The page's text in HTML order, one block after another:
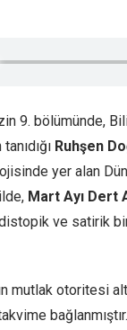
9. bölümünde,
Ruhşen
yer alan
Mart Ayı Dert
ve satirik
mutlak otoritesi
bağlanmıştır.